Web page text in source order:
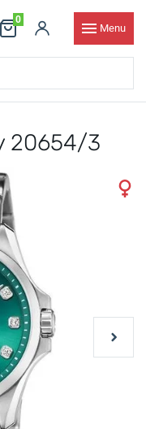
0
Menu
20654/3